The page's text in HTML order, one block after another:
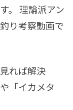
。 理論派アン
り考察動画で
れば解決
「イカメタ